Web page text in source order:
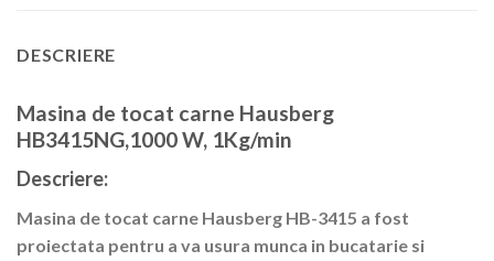
DESCRIERE
Masina de tocat carne Hausberg
HB3415NG,1000 W, 1Kg/min
Descriere:
Masina de tocat carne Hausberg HB-3415 a fost
proiectata pentru a va usura munca in bucatarie si